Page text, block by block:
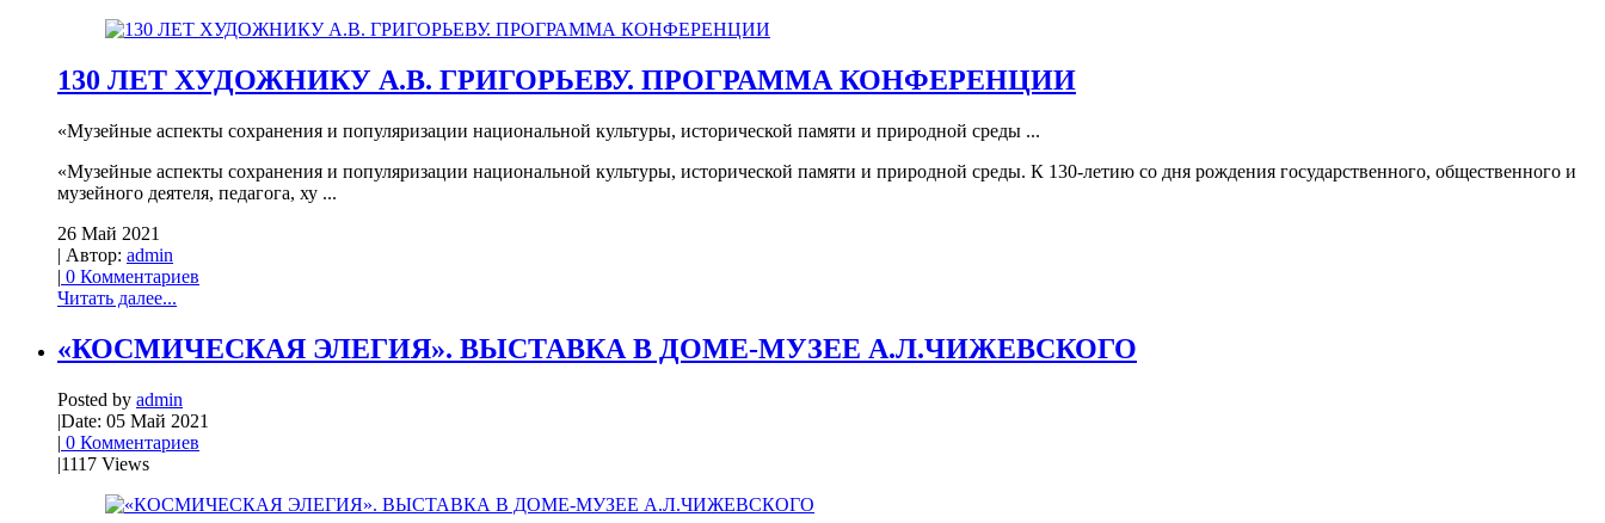
130 ЛЕТ ХУДОЖНИКУ А.В. ГРИГОРЬЕВУ. ПРОГРАММА КОНФЕРЕНЦИИ
«Музейные аспекты сохранения и популяризации национальной культуры, исторической памяти и природной среды ...
«Музейные аспекты сохранения и популяризации национальной культуры, исторической памяти и природной среды. К 130-летию со дня рождения государственного, общественного и
музейного деятеля, педагога, ху ...
26 Май 2021
| Автор: admin
| 0 Комментариев
Читать далее...
«КОСМИЧЕСКАЯ ЭЛЕГИЯ». ВЫСТАВКА В ДОМЕ-МУЗЕЕ А.Л.ЧИЖЕВСКОГО
Posted by admin
|Date: 05 Май 2021
| 0 Комментариев
|1117 Views